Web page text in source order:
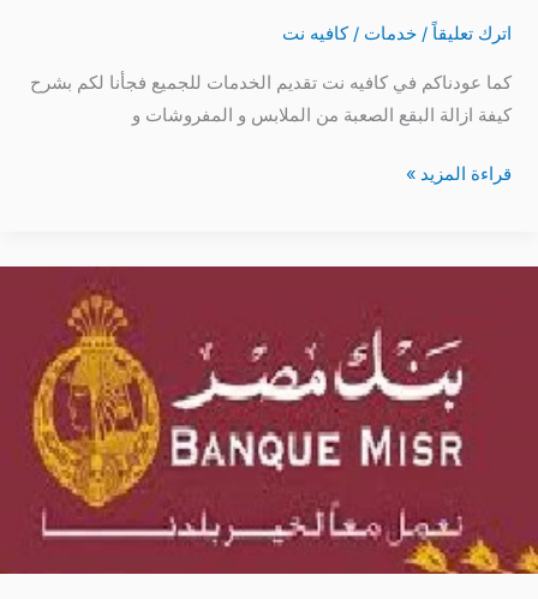
اترك تعليقاً /خدمات/كافيه نت
كما عودناكم في كافيه نت تقديم الخدمات للجميع فجأنا لكم بشرح
كيفة ازالة البقع الصعبة من الملابس و المفروشات و
قراءة المزيد »
بالاسكندرية
عناوين
بالتفصيل